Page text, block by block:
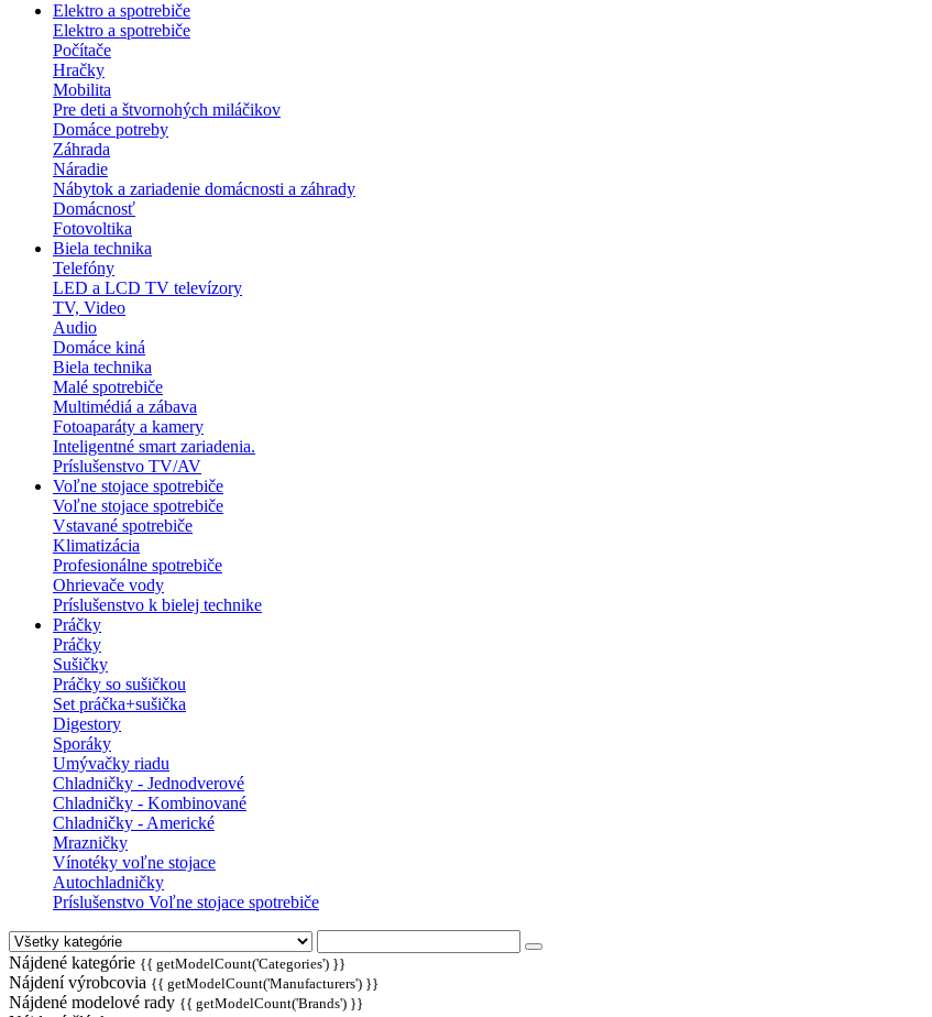
Elektro a spotrebiče
Elektro a spotrebiče
Počítače
Hračky
Mobilita
Pre deti a štvornohých miláčikov
Domáce potreby
Záhrada
Náradie
Nábytok a zariadenie domácnosti a záhrady
Domácnosť
Fotovoltika
Biela technika
Telefóny
LED a LCD TV televízory
TV, Video
Audio
Domáce kiná
Biela technika
Malé spotrebiče
Multimédiá a zábava
Fotoaparáty a kamery
Inteligentné smart zariadenia.
Príslušenstvo TV/AV
Voľne stojace spotrebiče
Voľne stojace spotrebiče
Vstavané spotrebiče
Klimatizácia
Profesionálne spotrebiče
Ohrievače vody
Príslušenstvo k bielej technike
Práčky
Práčky
Sušičky
Práčky so sušičkou
Set práčka+sušička
Digestory
Sporáky
Umývačky riadu
Chladničky - Jednodverové
Chladničky - Kombinované
Chladničky - Americké
Mrazničky
Vínotéky voľne stojace
Autochladničky
Príslušenstvo Voľne stojace spotrebiče
Nájdené kategórie {{ getModelCount('Categories') }}
Nájdení výrobcovia {{ getModelCount('Manufacturers') }}
Nájdené modelové rady {{ getModelCount('Brands') }}